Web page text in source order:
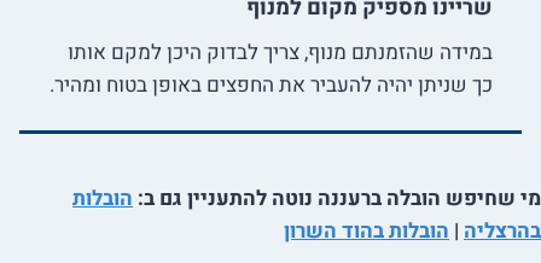
שריינו מספיק מקום למנוף
במידה שהזמנתם מנוף, צריך לבדוק היכן למקם אותו
כך שניתן יהיה להעביר את החפצים באופן בטוח ומהיר.
מי שחיפש הובלה ברעננה נוטה להתעניין גם ב: הובלות
בהרצליה | הובלות בהוד השרון